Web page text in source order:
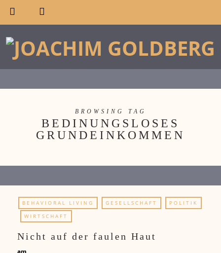
BROWSING TAG
BEDINUNGSLOSES
GRUNDEINKOMMEN
BEHAVIORAL LIVING GESELLSCHAFT
POLITIK
WIRTSCHAFT
Nicht auf der faulen Haut
am